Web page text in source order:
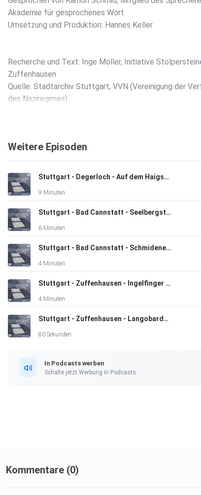
Akademie für gesprochenes Wort
Umsetzung und Produktion: Hannes Keller
Recherche und Text: Inge Möller, Initiative
Zuffenhausen
Quelle: Stadtarchiv Stuttgart, VVN (Vereinigung der
des Naziregimes)
Weitere Episoden
Stuttgart - Degerloch - Auf dem Haigst 6 - Gertrud Lutz
9 Minuten
Stuttgart - Bad Cannstatt - Seelbergstraße 16 - Clara Hirsch
6 Minuten
Stuttgart - Bad Cannstatt - Schmidener Straße 90 - Marie Hock
4 Minuten
Stuttgart - Zuffenhausen - Ingelfinger Straße 5 - Karin Weininger
4 Minuten
Stuttgart - Zuffenhausen - Langobardenstr. 40 - Anna Wahl, geb. Bader
80 Sekunden
In Podcasts werben
Schalte jetzt Werbung in Podcasts.
Kommentare (0)